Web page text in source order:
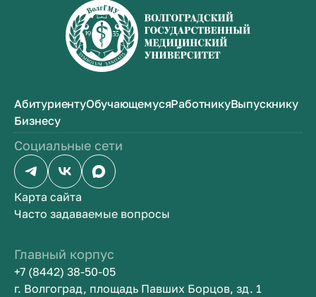
АбитуриентуОбучающемусяРаботникуВыпускнику
Бизнесу
Социальные сети
Карта сайта
Часто задаваемые вопросы
Главный корпус
+7 (8442) 38-50-05
г. Волгоград, площадь Павших Борцов, зд. 1